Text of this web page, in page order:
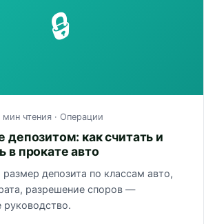
🔒
мин чтения · Операции
депозитом: как считать и
в прокате авто
депозита по классам авто,
разрешение споров —
руководство.